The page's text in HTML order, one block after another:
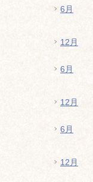
6月
12月
6月
12月
6月
12月